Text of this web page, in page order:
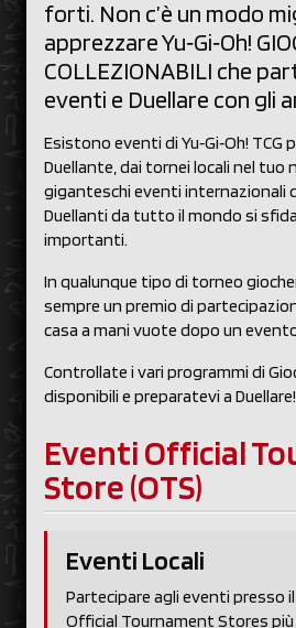
forti. Non c’è un modo
apprezzare Yu‑Gi‑Oh!
COLLEZIONABILI che
eventi e Duellare con gli
Esistono eventi di Yu‑Gi‑Oh! TCG
Duellante, dai tornei locali nel tuo
giganteschi eventi internazionali
Duellanti da tutto il mondo si
importanti.
In qualunque tipo di torneo
sempre un premio di
casa a mani vuote dopo un evento
Controllate i vari programmi di
disponibili e preparatevi a Duellare!
Eventi Official
Store (OTS)
Eventi Locali
Partecipare agli eventi presso
Official Tournament Stores più